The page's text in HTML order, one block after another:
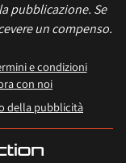
pubblicazione. Se
un compenso.
e condizioni
con noi
della pubblicità